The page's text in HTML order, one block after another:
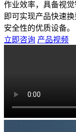
作业效率，具备视
即可实现产品快速
安全性的优质设备。
立即咨询 产品视频